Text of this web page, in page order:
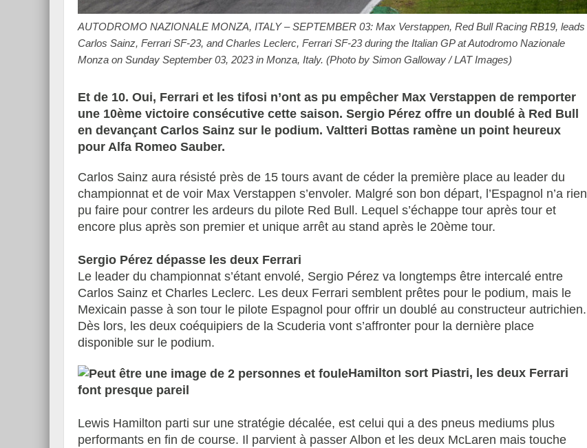
AUTODROMO NAZIONALE MONZA, ITALY – SEPTEMBER 03: Max Verstappen, Red Bull Racing RB19, leads
Carlos Sainz, Ferrari SF-23, and Charles Leclerc, Ferrari SF-23 during the Italian GP at Autodromo Nazionale
Monza on Sunday September 03, 2023 in Monza, Italy. (Photo by Simon Galloway / LAT Images)
Et de 10. Oui, Ferrari et les tifosi n’ont as pu empêcher Max Verstappen de remporter
une 10ème victoire consécutive cette saison. Sergio Pérez offre un doublé à Red Bull
en devançant Carlos Sainz sur le podium. Valtteri Bottas ramène un point heureux
pour Alfa Romeo Sauber.
Carlos Sainz aura résisté près de 15 tours avant de céder la première place au leader du
championnat et de voir Max Verstappen s’envoler. Malgré son bon départ, l’Espagnol n’a rien
pu faire pour contrer les ardeurs du pilote Red Bull. Lequel s’échappe tour après tour et
encore plus après son premier et unique arrêt au stand après le 20ème tour.
Sergio Pérez dépasse les deux Ferrari
Le leader du championnat s’étant envolé, Sergio Pérez va longtemps être intercalé entre
Carlos Sainz et Charles Leclerc. Les deux Ferrari semblent prêtes pour le podium, mais le
Mexicain passe à son tour le pilote Espagnol pour offrir un doublé au constructeur autrichien.
Dès lors, les deux coéquipiers de la Scuderia vont s’affronter pour la dernière place
disponible sur le podium.
Hamilton sort Piastri, les deux Ferrari
font presque pareil
Lewis Hamilton parti sur une stratégie décalée, est celui qui a des pneus mediums plus
performants en fin de course. Il parvient à passer Albon et les deux McLaren mais touche